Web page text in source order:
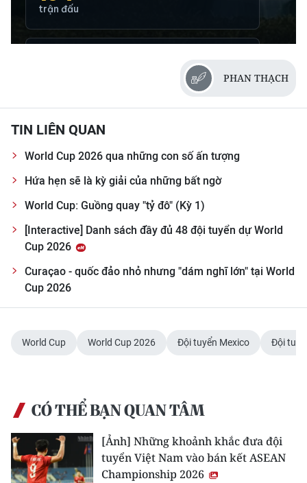
PHAN THẠCH
TIN LIÊN QUAN
World Cup 2026 qua những con số ấn tượng
Hứa hẹn sẽ là kỳ giải của những bất ngờ
World Cup: Guồng quay "tỷ đô" (Kỳ 1)
[Interactive] Danh sách đầy đủ 48 đội tuyển dự World
Cup 2026
Curaçao - quốc đảo nhỏ nhưng "dám nghĩ lớn" tại World
Cup 2026
World Cup World Cup 2026 Đội tuyển Mexico Đội
CÓ THỂ BẠN QUAN TÂM
[Ảnh] Những khoảnh khắc đưa đội
tuyển Việt Nam vào bán kết ASEAN
Championship 2026